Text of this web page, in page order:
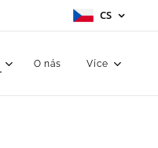
CS
O nás Více